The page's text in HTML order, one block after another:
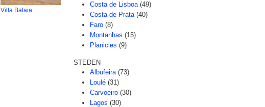
Villa Balaia
Costa de Lisboa (49)
Costa de Prata (40)
Faro (8)
Montanhas (15)
Planicies (9)
STEDEN
Albufeira (73)
Loulé (31)
Carvoeiro (30)
Lagos (30)